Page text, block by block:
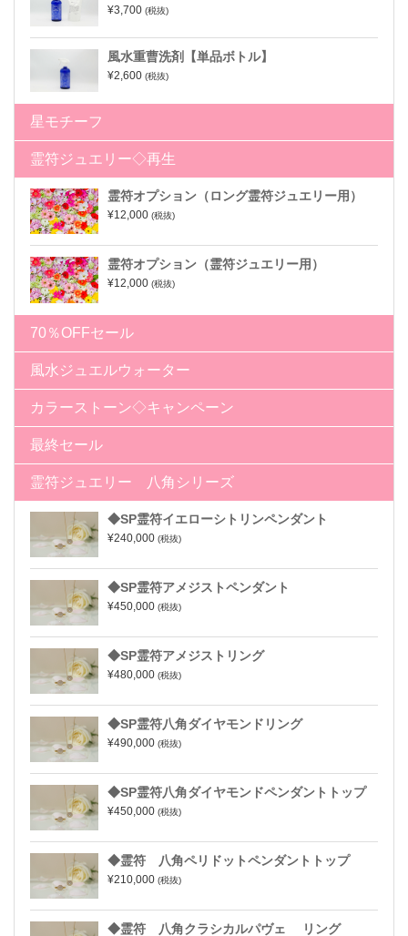
¥3,700 (税抜)
風水重曹洗剤【単品ボトル】
¥2,600 (税抜)
星モチーフ
霊符ジュエリー◇再生
霊符オプション（ロング霊符ジュエリー用）
¥12,000 (税抜)
霊符オプション（霊符ジュエリー用）
¥12,000 (税抜)
70％OFFセール
風水ジュエルウォーター
カラーストーン◇キャンペーン
最終セール
霊符ジュエリー 八角シリーズ
◆SP霊符イエローシトリンペンダント
¥240,000 (税抜)
◆SP霊符アメジストペンダント
¥450,000 (税抜)
◆SP霊符アメジストリング
¥480,000 (税抜)
◆SP霊符八角ダイヤモンドリング
¥490,000 (税抜)
◆SP霊符八角ダイヤモンドペンダントトップ
¥450,000 (税抜)
◆霊符 八角ペリドットペンダントトップ
¥210,000 (税抜)
◆霊符 八角クラシカルパヴェ リング